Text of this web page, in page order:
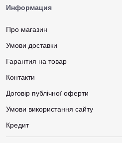
Информация
Про магазин
Умови доставки
Гарантия на товар
Контакти
Договір публічної оферти
Умови використання сайту
Кредит